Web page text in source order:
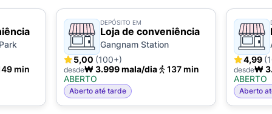
min
DEPÓSITO EM
Loja de conveniência
Gangnam Station
5,00 (100+)
desde₩ 3.999 mala/dia
137 min
ABERTO
Aberto até tarde
4,99
desde₩
ABERTO
Aberto